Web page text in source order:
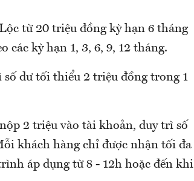
từ 20 triệu đồng kỳ hạn 6 tháng
các kỳ hạn 1, 3, 6, 9, 12 tháng.
dư tối thiểu 2 triệu đồng trong 1
2 triệu vào tài khoản, duy trì số
khách hàng chỉ được nhận tối đa
áp dụng từ 8 - 12h hoặc đến khi